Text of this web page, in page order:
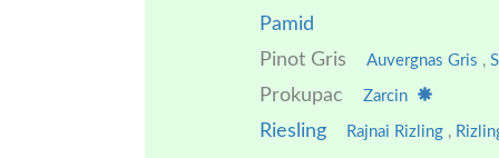
Pamid
Pinot Gris
Auvergnas Gris ,
Prokupac Zarcin
Riesling Rajnai Rizling ,